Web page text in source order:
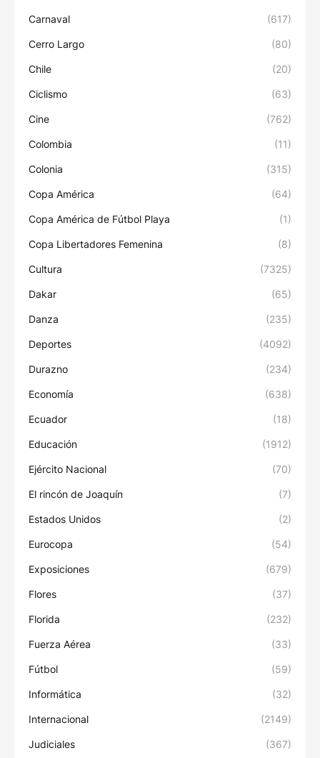
Carnaval (617)
Cerro Largo (80)
Chile (20)
Ciclismo (63)
Cine (762)
Colombia (11)
Colonia (315)
Copa América (64)
Copa América de Fútbol Playa (1)
Copa Libertadores Femenina (8)
Cultura (7325)
Dakar (65)
Danza (235)
Deportes (4092)
Durazno (234)
Economía (638)
Ecuador (18)
Educación (1912)
Ejército Nacional (70)
El rincón de Joaquín (7)
Estados Unidos (2)
Eurocopa (54)
Exposiciones (679)
Flores (37)
Florida (232)
Fuerza Aérea (33)
Fútbol (59)
Informática (32)
Internacional (2149)
Judiciales (367)